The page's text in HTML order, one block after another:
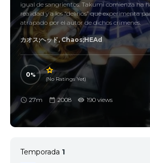
igual de sangrientos. Takumi comienza ha
realidad y a los “delirios” que experimenta
atrapado por el autor de dichos crimenes.
カオス;ヘッド, Chaos;HEAd
0
(No Ratings Yet)
27m 2008 190 views
Temporada 1